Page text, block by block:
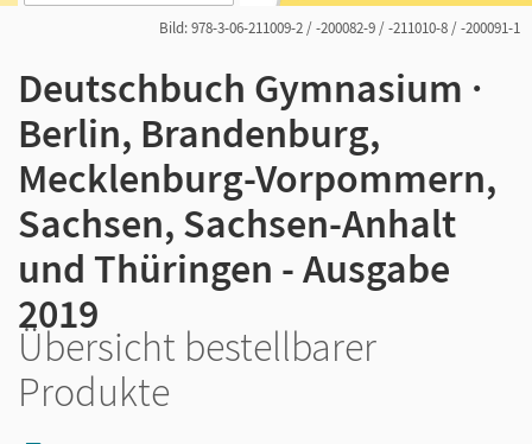
Bild: 978-3-06-211009-2 / -200082-9 / -211010-8 / -200091-1
Deutschbuch Gymnasium ·
Berlin, Brandenburg,
Mecklenburg-Vorpommern,
Sachsen, Sachsen-Anhalt
und Thüringen - Ausgabe
2019
Übersicht bestellbarer
Produkte